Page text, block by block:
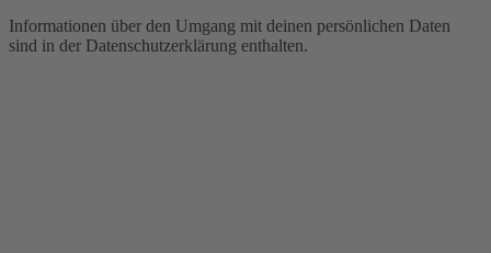
Informationen über den Umgang mit deinen persönlichen Daten
sind in der Datenschutzerklärung enthalten.